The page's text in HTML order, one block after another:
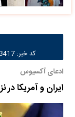
کد خبر: 273417
ادعای آکسیوس
ایران و آمریکا